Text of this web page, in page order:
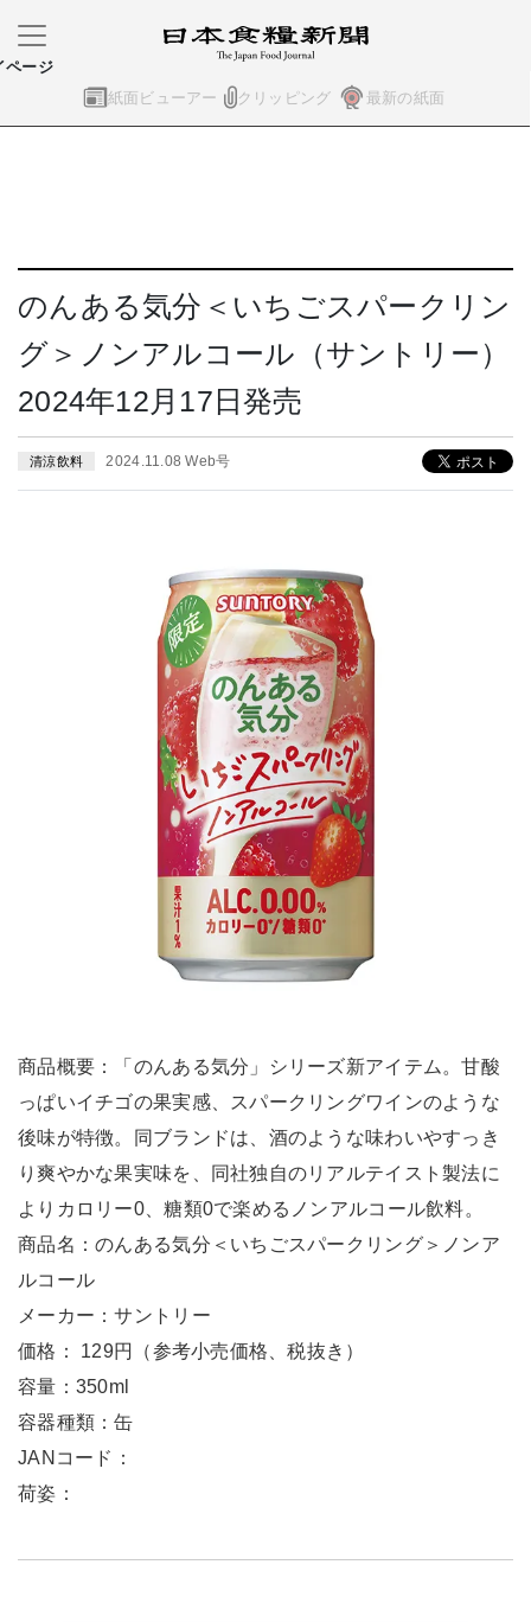
紙面ビューアー クリッピング 最新の紙面
ページ
のんある気分＜いちごスパークリン
グ＞ノンアルコール（サントリー）
2024年12月17日発売
清涼飲料 2024.11.08 Web号
商品概要：「のんある気分」シリーズ新アイテム。甘酸
っぱいイチゴの果実感、スパークリングワインのような
後味が特徴。同ブランドは、酒のような味わいやすっき
り爽やかな果実味を、同社独自のリアルテイスト製法に
よりカロリー0、糖類0で楽めるノンアルコール飲料。
商品名：のんある気分＜いちごスパークリング＞ノンア
ルコール
メーカー：サントリー
価格： 129円（参考小売価格、税抜き）
容量：350ml
容器種類：缶
JANコード：
荷姿：